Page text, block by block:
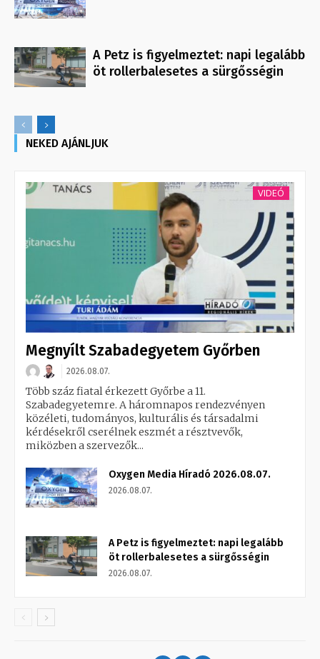
A Petz is figyelmeztet: napi legalább
öt rollerbalesetes a sürgősségin
NEKED AJÁNLJUK
VIDEÓ
Megnyílt Szabadegyetem Győrben
2026.08.07.
Több száz fiatal érkezett Győrbe a 11.
Szabadegyetemre. A háromnapos rendezvényen
közéleti, tudományos, kulturális és társadalmi
kérdésekről cserélnek eszmét a résztvevők,
miközben a szervezők...
Oxygen Media Híradó 2026.08.07.
2026.08.07.
A Petz is figyelmeztet: napi legalább
öt rollerbalesetes a sürgősségin
2026.08.07.